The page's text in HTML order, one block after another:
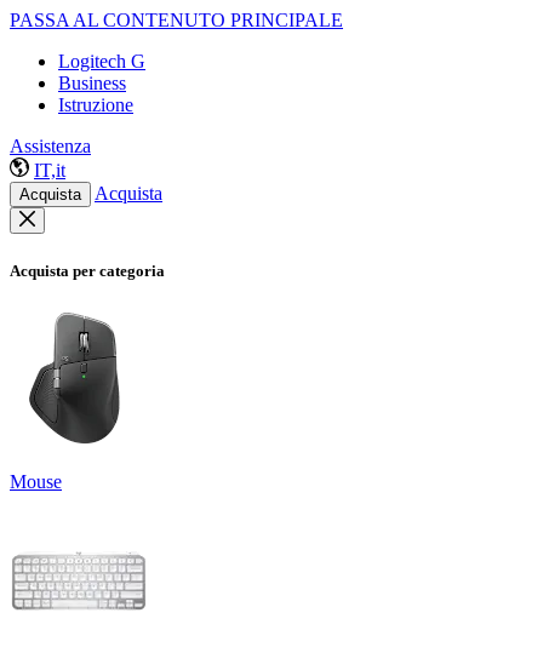
PASSA AL CONTENUTO PRINCIPALE
Logitech G
Business
Istruzione
Assistenza
IT,it
Acquista Acquista
Acquista per categoria
Mouse